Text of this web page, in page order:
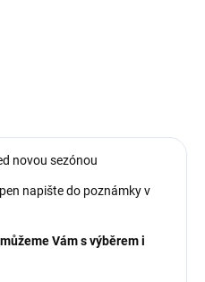
novou sezónou
napište do poznámky v
Vám s výběrem i